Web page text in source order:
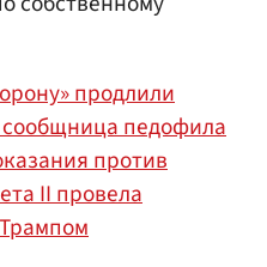
продлили
педофила
против
II провела